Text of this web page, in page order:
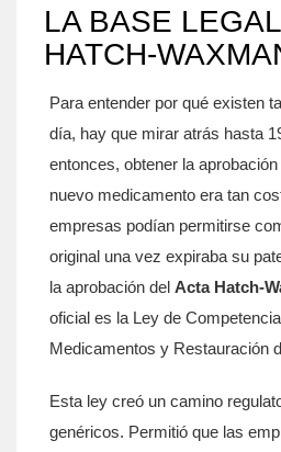
LA BASE
HATCH-
Para entender por qué existen
día, hay que mirar atrás hasta
entonces, obtener la
nuevo medicamento era tan
empresas podían permitirse
original una vez expiraba su
la aprobación del Acta Hatch-
oficial es la Ley de
Medicamentos y Restauración
Esta ley creó un camino
genéricos. Permitió que las